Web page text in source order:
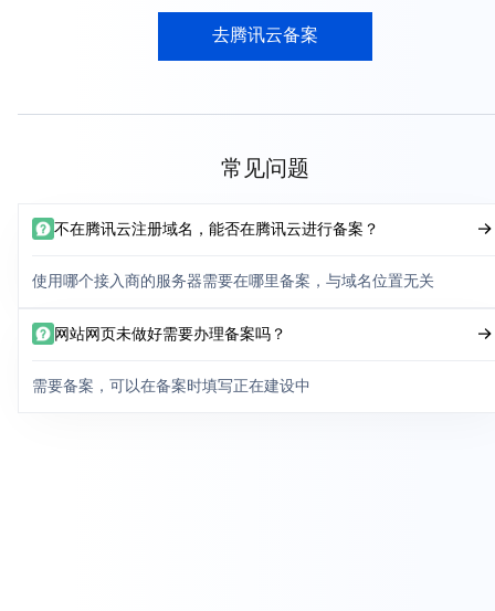
去腾讯云备案
常见问题
不在腾讯云注册域名，能否在腾讯云进行备案？
使用哪个接入商的服务器需要在哪里备案，与域名位置无关
网站网页未做好需要办理备案吗？
需要备案，可以在备案时填写正在建设中